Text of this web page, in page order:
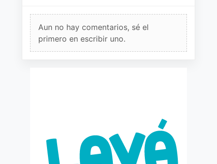
Aun no hay comentarios, sé el
primero en escribir uno.